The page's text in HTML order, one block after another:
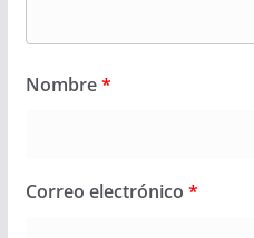
Nombre*
Correo electrónico *